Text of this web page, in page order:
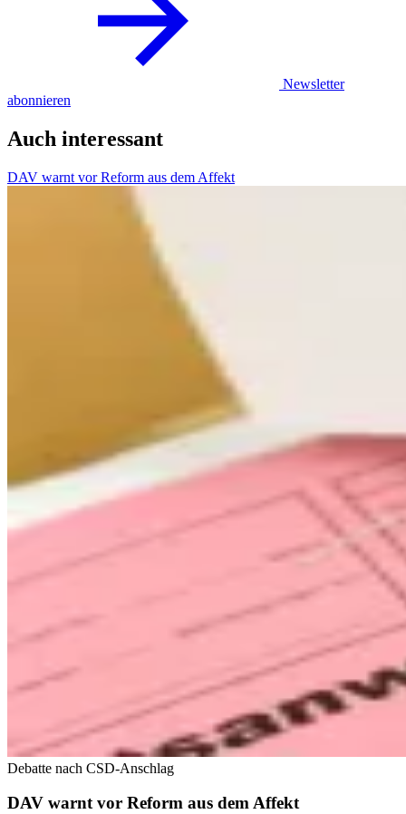
Newsletter
abonnieren
Auch interessant
DAV warnt vor Reform aus dem Affekt
Debatte nach CSD-Anschlag
DAV warnt vor Reform aus dem Affekt